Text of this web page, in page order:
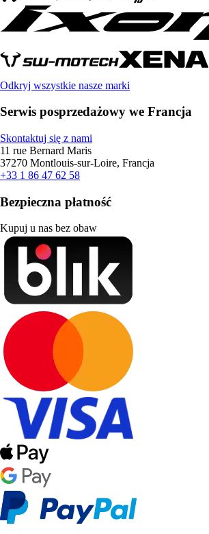
Odkryj wszystkie nasze marki
Serwis posprzedażowy we Francja
Skontaktuj się z nami
11 rue Bernard Maris
37270 Montlouis-sur-Loire, Francja
+33 1 86 47 62 58
Bezpieczna płatność
Kupuj u nas bez obaw